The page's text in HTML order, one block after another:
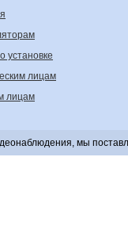
установке
лицам
лицам
мы